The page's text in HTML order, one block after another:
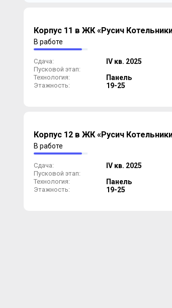
Корпус 11 в ЖК «Русич
В работе
Сдача: IV кв. 2025
Пусковой этап:
Технология:
Панель
Этажность: 19-25
Корпус 12 в ЖК «Русич
В работе
Сдача: IV кв. 2025
Пусковой этап:
Технология:
Панель
Этажность: 19-25